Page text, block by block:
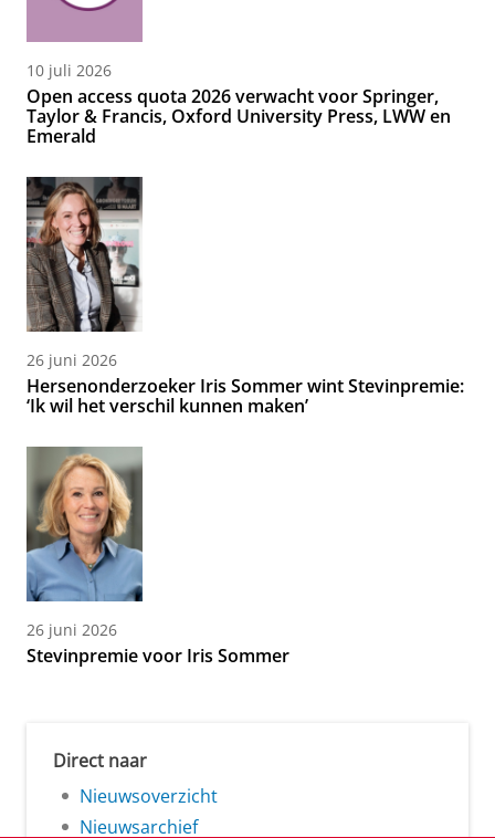
10 juli 2026
Open access quota 2026 verwacht voor Springer,
Taylor & Francis, Oxford University Press, LWW en
Emerald
26 juni 2026
Hersenonderzoeker Iris Sommer wint Stevinpremie:
‘Ik wil het verschil kunnen maken’
26 juni 2026
Stevinpremie voor Iris Sommer
Direct naar
Nieuwsoverzicht
Nieuwsarchief